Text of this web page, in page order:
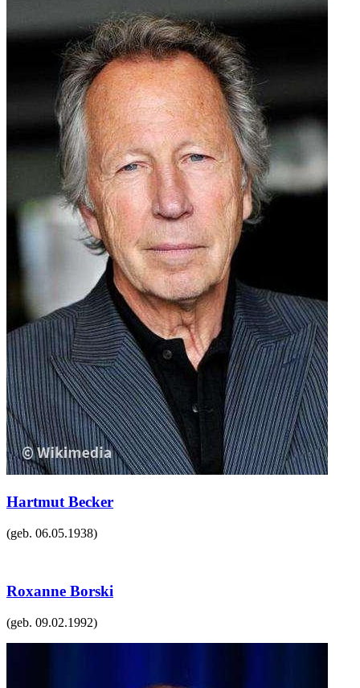
Hartmut Becker
(geb. 06.05.1938)
Roxanne Borski
(geb. 09.02.1992)